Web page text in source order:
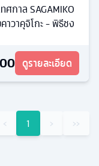
ศกาล SAGAMIKO
าวาคุจิโกะ - พิธีชง
ดูรายละเอียด
‹ 1 › ››